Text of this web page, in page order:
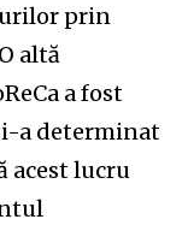
I've read and accept the
prin
altă
a fost
i-a determinat
acest lucru